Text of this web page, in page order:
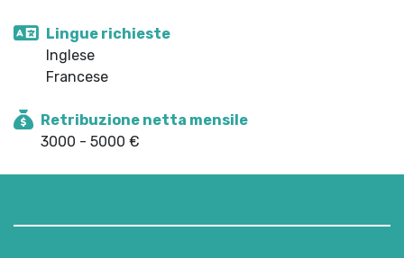
Lingue richieste
Inglese
Francese
Retribuzione netta mensile
3000 - 5000 €